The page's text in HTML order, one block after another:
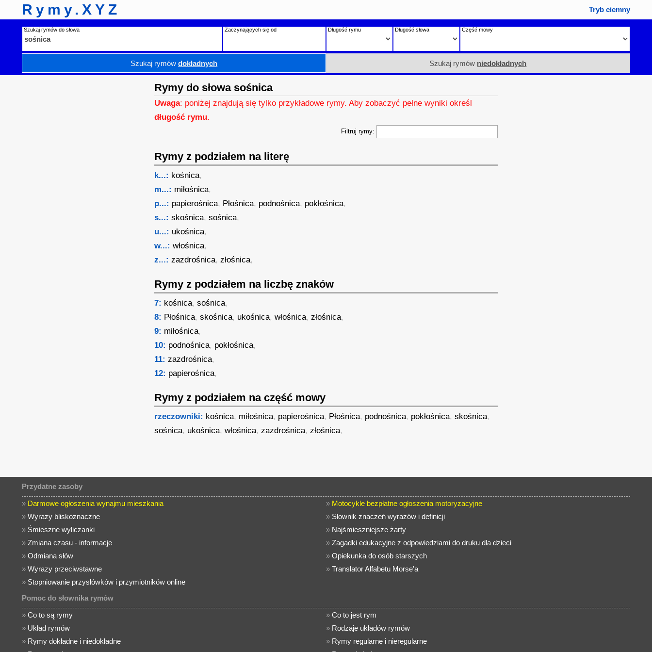
Rymy.XYZ Tryb ciemny
Szukaj rymów do słowa Zaczynających się od Długość rymu Długość słowa Część mowy
Szukaj rymówdokładnych Szukaj rymów niedokładnych
Rymy do słowa sośnica
Uwaga: poniżej znajdują się tylko przykładowe rymy. Aby zobaczyć pełne wyniki określ
długość rymu.
Filtruj rymy:
Rymy z podziałem na literę
k...: kośnica,
m...: miłośnica,
p...: papierośnica, Płośnica, podnośnica, pokłośnica,
s...: skośnica,sośnica,
u...: ukośnica,
w...: włośnica,
z...: zazdrośnica,złośnica,
Rymy z podziałem na liczbę znaków
7: kośnica,sośnica,
8: Płośnica,skośnica, ukośnica,włośnica,złośnica,
9: miłośnica,
10: podnośnica, pokłośnica,
11: zazdrośnica,
12: papierośnica,
Rymy z podziałem na część mowy
rzeczowniki: kośnica, miłośnica, papierośnica, Płośnica, podnośnica, pokłośnica,skośnica,
sośnica, ukośnica,włośnica,zazdrośnica,złośnica,
Przydatne zasoby
» Darmowe ogłoszenia wynajmu mieszkania » Motocykle bezpłatne ogłoszenia motoryzacyjne
»Wyrazy bliskoznaczne » Słownik znaczeń wyrazów i definicji
» Śmieszne wyliczanki » Najśmieszniejsze żarty
»Zmiana czasu - informacje » Zagadki edukacyjne z odpowiedziami do druku dla dzieci
»Odmiana słów » Opiekunka do osób starszych
»Wyrazy przeciwstawne » Translator Alfabetu Morse'a
» Stopniowanie przysłówków i przymiotników online
Pomoc do słownika rymów
»Co to są rymy » Co to jest rym
» Układ rymów » Rodzaje układów rymów
» Rymy dokładne i niedokładne » Rymy regularne i nieregularne